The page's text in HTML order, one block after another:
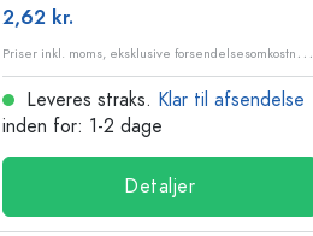
2,62 kr.
P
riser inkl. moms, eksklusive forsendelsesomkostninger
Leveres straks. Klar til afsendelse
inden for: 1-2 dage
Detaljer